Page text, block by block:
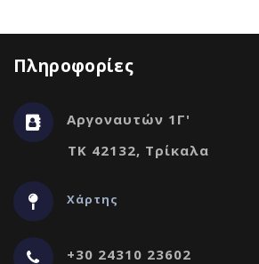
Πληροφορίες
Αργοναυτών 1Γ'
ΤΚ 42132, Τρίκαλα
Χάρτης
+30 24310 23602